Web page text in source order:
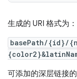
生成的 URI 格式为：
basePath/{id}/
可添加的深层链接